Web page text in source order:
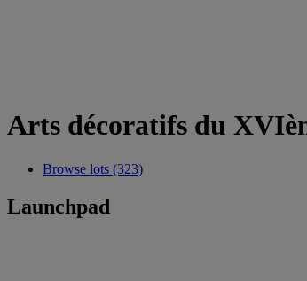
Arts décoratifs du
Browse lots (323)
Launchpad